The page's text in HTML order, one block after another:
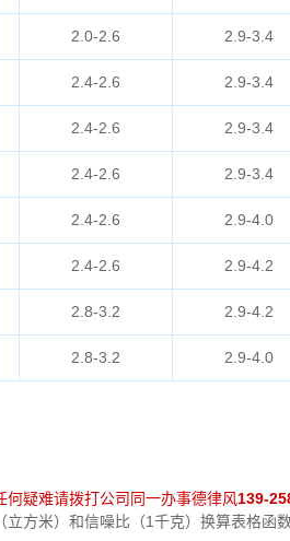
2.0-2.6 2.9-3.4
2.4-2.6 2.9-3.4
2.4-2.6 2.9-3.4
2.4-2.6 2.9-3.4
2.4-2.6 2.9-4.0
2.4-2.6 2.9-4.2
2.8-3.2 2.9-4.2
2.8-3.2 2.9-4.0
何疑难请拨打公司同一办事德律风139-
方米）和信噪比（1千克）换算表格函